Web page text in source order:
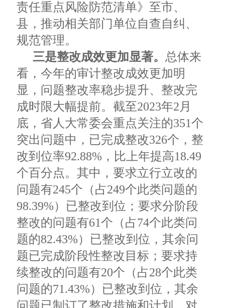
责任重点风险防范清单》至市、
县，推动相关部门单位自查自纠、
规范管理。
三是整改成效更加显著。 总体来
看，今年的审计整改成效更加明
显，问题整改率稳步提升、整改完
成时限大幅提前。截至2023年2月
底，省人大常委会重点关注的351个
突出问题中，已完成整改326个，整
改到位率92.88%，比上年提高18.49
个百分点。其中，要求立行立改的
问题有245个（占249个此类问题的
98.39%）已整改到位；要求分阶段
整改的问题有61个（占74个此类问
题的82.43%）已整改到位，其余问
题已完成阶段性整改目标；要求持
续整改的问题有20个（占28个此类
问题的71.43%）已整改到位，其余